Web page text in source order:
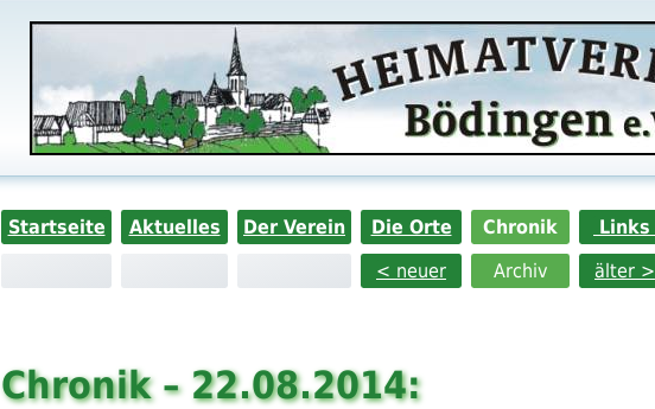
Startseite Aktuelles Der Verein Die Orte Chronik Links
< neuer
Archiv älter >
Chronik – 22.08.2014: